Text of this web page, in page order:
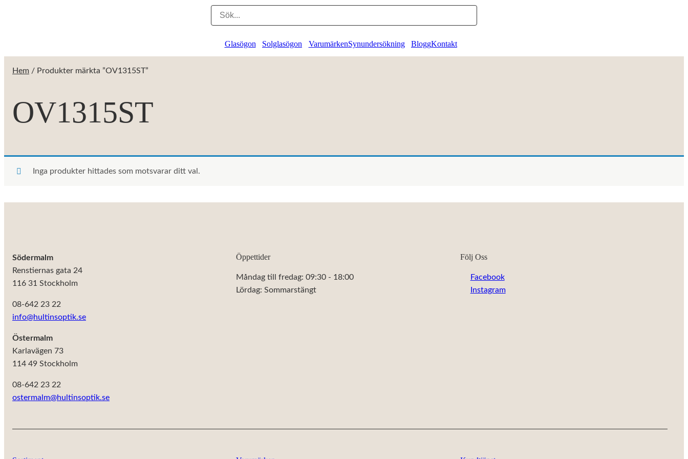
Glasögon Solglasögon VarumärkenSynundersökning BloggKontakt
Hem / Produkter märkta ”OV1315ST”
OV1315ST
Inga produkter hittades som motsvarar ditt val.
Södermalm
Renstiernas gata 24
116 31 Stockholm
08-642 23 22
info@hultinsoptik.se
Östermalm
Karlavägen 73
114 49 Stockholm
08-642 23 22
ostermalm@hultinsoptik.se
Öppettider
Måndag till fredag: 09:30 - 18:00
Lördag: Sommarstängt
Följ Oss
Facebook
Instagram
Nödvändiga